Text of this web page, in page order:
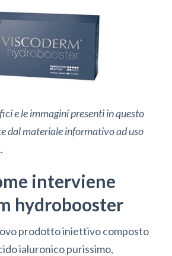
e le immagini presenti in questo
dal materiale informativo ad uso
.
interviene
hydrobooster
prodotto iniettivo composto
ialuronico purissimo,